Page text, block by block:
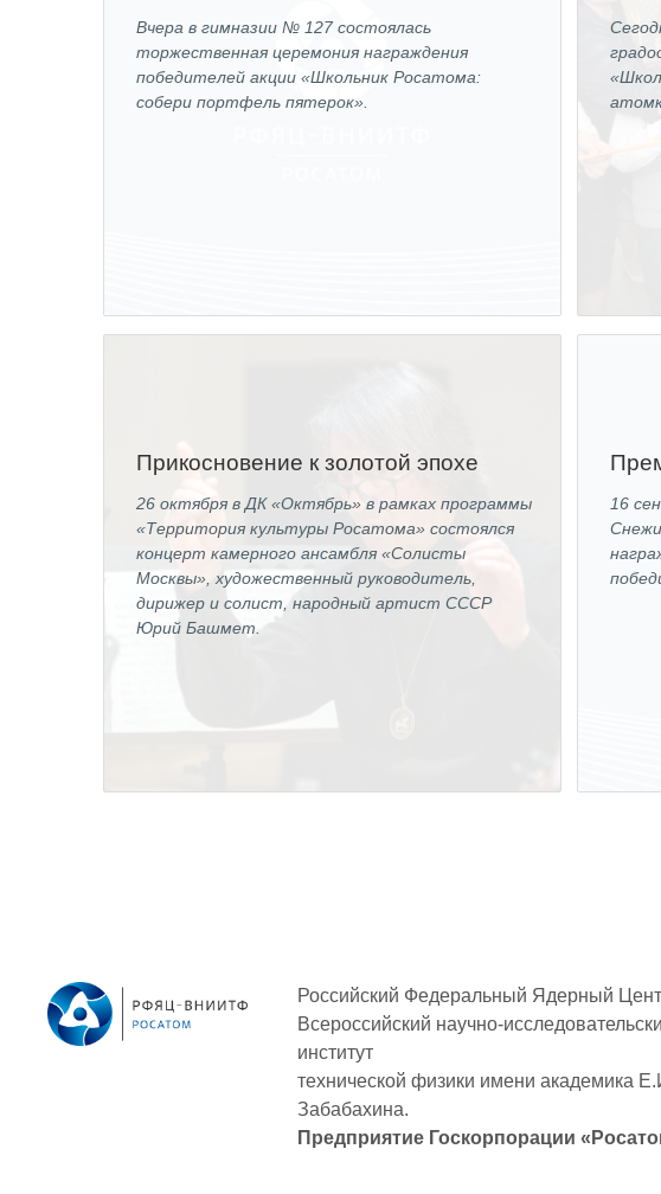
Вчера в гимназии № 127 состоялась
торжественная церемония награждения
победителей акции «Школьник Росатома:
собери портфель пятерок».
Прикосновение к золотой эпохе
26 октября в ДК «Октябрь» в рамках программы
«Территория культуры Росатома» состоялся
концерт камерного ансамбля «Солисты
Москвы», художественный руководитель,
дирижер и солист, народный артист СССР
Юрий Башмет.
16
Российский Федеральный Ядерный
Всероссийский научно-
институт
технической физики имени академика
Забабахина.
Предприятие Госкорпорации